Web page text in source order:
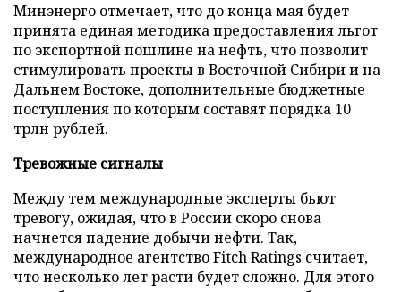
Минэнерго отмечает, что до конца мая будет
принята единая методика предоставления льгот
по экспортной пошлине на нефть, что позволит
стимулировать проекты в Восточной Сибири и на
Дальнем Востоке, дополнительные бюджетные
поступления по которым составят порядка 10
трлн рублей.
Тревожные сигналы
Между тем международные эксперты бьют
тревогу, ожидая, что в России скоро снова
начнется падение добычи нефти. Так,
международное агентство Fitch Ratings считает,
что несколько лет расти будет сложно. Для этого